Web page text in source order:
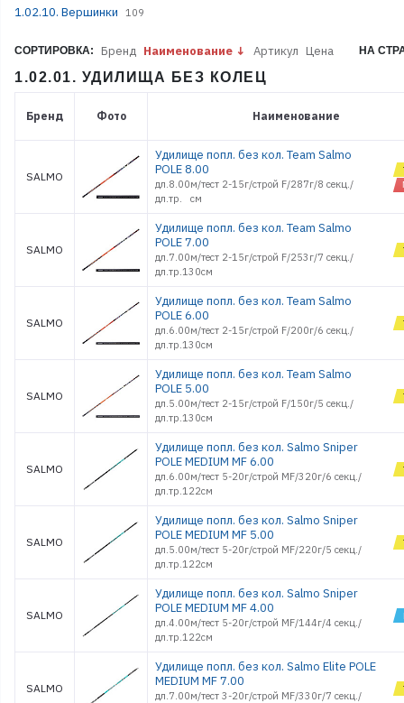
1.02.10. Вершинки 109
СОРТИРОВКА: Бренд Наименование Артикул Цена НА
1.02.01. УДИЛИЩА БЕЗ КОЛЕЦ
Бренд Фото Наименование
SALMO
Удилище попл. без кол. Team Salmo
POLE 8.00
дл.8.00м/тест 2-15г/строй F/287г/8 секц./
дл.тр. см
SALMO
Удилище попл. без кол. Team Salmo
POLE 7.00
дл.7.00м/тест 2-15г/строй F/253г/7 секц./
дл.тр.130см
SALMO
Удилище попл. без кол. Team Salmo
POLE 6.00
дл.6.00м/тест 2-15г/строй F/200г/6 секц./
дл.тр.130см
SALMO
Удилище попл. без кол. Team Salmo
POLE 5.00
дл.5.00м/тест 2-15г/строй F/150г/5 секц./
дл.тр.130см
SALMO
Удилище попл. без кол. Salmo Sniper
POLE MEDIUM MF 6.00
дл.6.00м/тест 5-20г/строй MF/320г/6 секц./
дл.тр.122см
SALMO
Удилище попл. без кол. Salmo Sniper
POLE MEDIUM MF 5.00
дл.5.00м/тест 5-20г/строй MF/220г/5 секц./
дл.тр.122см
SALMO
Удилище попл. без кол. Salmo Sniper
POLE MEDIUM MF 4.00
дл.4.00м/тест 5-20г/строй MF/144г/4 секц./
дл.тр.122см
SALMO
Удилище попл. без кол. Salmo Elite POLE
MEDIUM MF 7.00
дл.7.00м/тест 3-20г/строй MF/330г/7 секц./